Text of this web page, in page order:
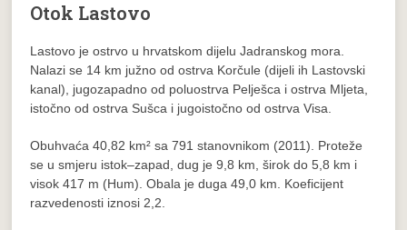
Otok Lastovo
Lastovo je ostrvo u hrvatskom dijelu Jadranskog mora.
Nalazi se 14 km južno od ostrva Korčule (dijeli ih Lastovski
kanal), jugozapadno od poluostrva Pelješca i ostrva Mljeta,
istočno od ostrva Sušca i jugoistočno od ostrva Visa.
Obuhvaća 40,82 km² sa 791 stanovnikom (2011). Proteže
se u smjeru istok–zapad, dug je 9,8 km, širok do 5,8 km i
visok 417 m (Hum). Obala je duga 49,0 km. Koeficijent
razvedenosti iznosi 2,2.